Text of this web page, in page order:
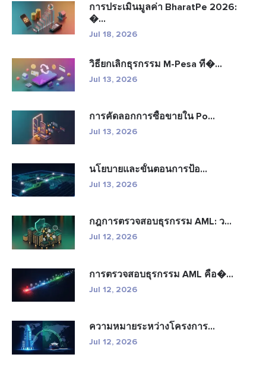
การประเมินมูลค่า BharatPe 2026:
�...
Jul 18, 2026
วิธียกเลิกธุรกรรม M-Pesa ที�...
Jul 13, 2026
การคัดลอกการซื้อขายใน Po...
Jul 13, 2026
นโยบายและขั้นตอนการป้อ...
Jul 13, 2026
กฎการตรวจสอบธุรกรรม AML: ว...
Jul 12, 2026
การตรวจสอบธุรกรรม AML คือ�...
Jul 12, 2026
ความหมายระหว่างโครงการ...
Jul 12, 2026